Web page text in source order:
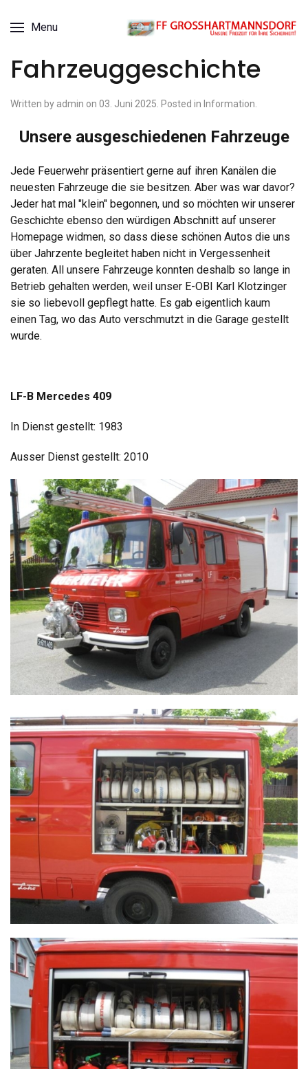
Menu
Fahrzeuggeschichte
Written by admin on 03. Juni 2025 . Posted in Information
Unsere ausgeschiedenen Fahrzeuge
Jede Feuerwehr präsentiert gerne auf ihren Kanälen die
neuesten Fahrzeuge die sie besitzen. Aber was war davor?
Jeder hat mal "klein" begonnen, und so möchten wir unserer
Geschichte ebenso den würdigen Abschnitt auf unserer
Homepage widmen, so dass diese schönen Autos die uns
über Jahrzente begleitet haben nicht in Vergessenheit
geraten. All unsere Fahrzeuge konnten deshalb so lange in
Betrieb gehalten werden, weil unser E-OBI Karl Klotzinger
sie so liebevoll gepflegt hatte. Es gab eigentlich kaum
einen Tag, wo das Auto verschmutzt in die Garage gestellt
wurde.
LF-B Mercedes 409
In Dienst gestellt: 1983
Ausser Dienst gestellt: 2010